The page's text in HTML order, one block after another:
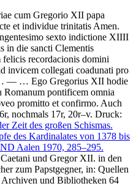
cum Gregorio XII papa
et individue trinitatis Amen.
sexto indictione XIIII
in die sancti Clementis
felicis recordacionis domini
invicem collegati coadunati pro
— … Ego Gregorius XII hodie
Romanum pontificem omnia
promitto et confirmo. Auch
nochmals 17r, 20r–v. Druck:
Zeit des großen Schismas.
des Kardinalates von 1378 bis
Aalen 1970, 285–295.
und Gregor XII. in den
zum Papstgegner, in: Quellen
Archiven und Bibliotheken 64